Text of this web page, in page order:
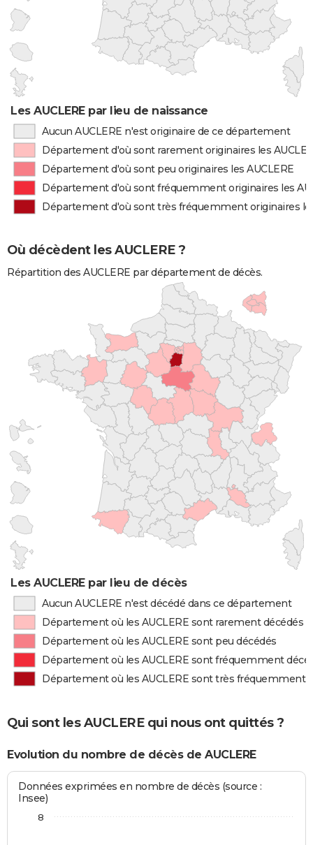
Les AUCLERE par lieu de naissance
Aucun AUCLERE n'est originaire de ce département
Département d'où sont rarement originaires les
Département d'où sont peu originaires les AUCLERE
Département d'où sont fréquemment originaires les
Département d'où sont très fréquemment originaires
Où décèdent les AUCLERE ?
Répartition des AUCLERE par département de décès.
Les AUCLERE par lieu de décès
Aucun AUCLERE n'est décédé dans ce département
Département où les AUCLERE sont rarement décédés
Département où les AUCLERE sont peu décédés
Département où les AUCLERE sont fréquemment
Département où les AUCLERE sont très fréquemment
Qui sont les AUCLERE qui nous ont quittés ?
Evolution du nombre de décès de AUCLERE
Données exprimées en nombre de décès (source :
Insee)
8